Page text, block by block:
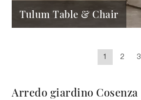
Tulum Table & Chair
1 2 3
Arredo giardino Cosenza